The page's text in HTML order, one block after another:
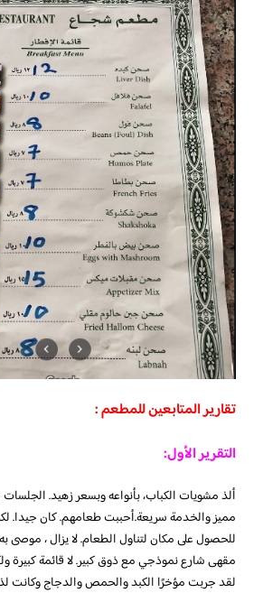
تقارير المتابعين للمطعم :
التقرير الأول:
ألذ مشويات الكباب، بأنواعه وبسعر زهيد.
مميز والخدمة سريعة.أحببت طعامهم. كان جيدا.
للحصول على مكان لتناول الطعام. لا يزال ، موصى
مقهى شارع نموذجي مع ذوق كبير. لا قائمة كبيرة
لقد جربت مؤخرًا الكبد والحمص والدجاج وكانت